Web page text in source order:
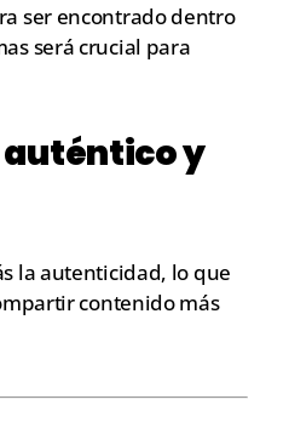
ser encontrado dentro
será crucial para
auténtico y
la autenticidad, lo que
contenido más